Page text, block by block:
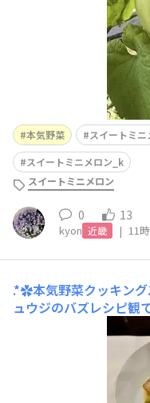
本気野菜 スイートミニ
スイートミニメロン_k
スイートミニメロン
0 13
kyon 近畿 | 11
.*✿本気野菜クッキン
ュウジのバズレシピ観
ツァって題名の動画で
シャレに見えませんか
野菜のシュガーミニ🍅
湯こちらもバズレシピ